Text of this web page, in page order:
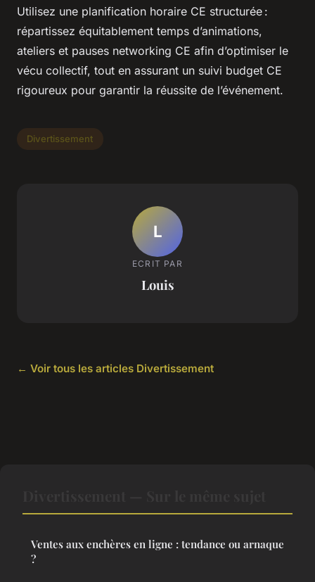
Utilisez une planification horaire CE structurée :
répartissez équitablement temps d’animations,
ateliers et pauses networking CE afin d’optimiser le
vécu collectif, tout en assurant un suivi budget CE
rigoureux pour garantir la réussite de l’événement.
Divertissement
L
ECRIT PAR
Louis
← Voir tous les articles Divertissement
Ventes aux enchères en ligne : tendance ou arnaque
?